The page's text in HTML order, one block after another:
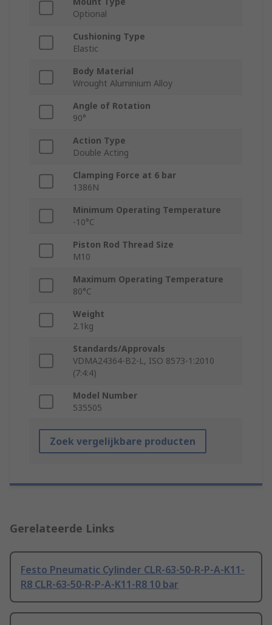
Optional
Cushioning Type
Elastic
Body Material
Wrought Aluminium Alloy
Angle of Rotation
90°
Action Type
Double Acting
Clamping Force at 6 bar
1386N
Minimum Operating Temperature
-10°C
Piston Rod Thread Size
M10
Maximum Operating Temperature
80°C
Weight
2.1kg
Standards/Approvals
VDMA24364-B2-L, ISO 8573-1:2010
(7:4:4)
Model Number
535505
Zoek vergelijkbare producten
Gerelateerde Links
Festo Pneumatic Cylinder CLR-63-50-R-P-A-K11-
R8 CLR-63-50-R-P-A-K11-R8 10 bar